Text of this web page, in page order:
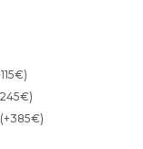
115€)
€)
(+385€)